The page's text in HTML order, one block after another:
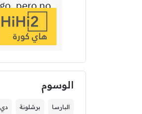
الوسوم
البارسا برشلونة دي